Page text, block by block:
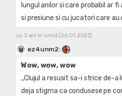
lungul anilor si care probabil ar
si presiune si cu jucatori care
cu 3 ani în urmă (26.01.2023)
ez4unm2:
Wow, wow, wow
,,Clujul a resusit sa-i strice de-a
deja stigma ca condusese pe